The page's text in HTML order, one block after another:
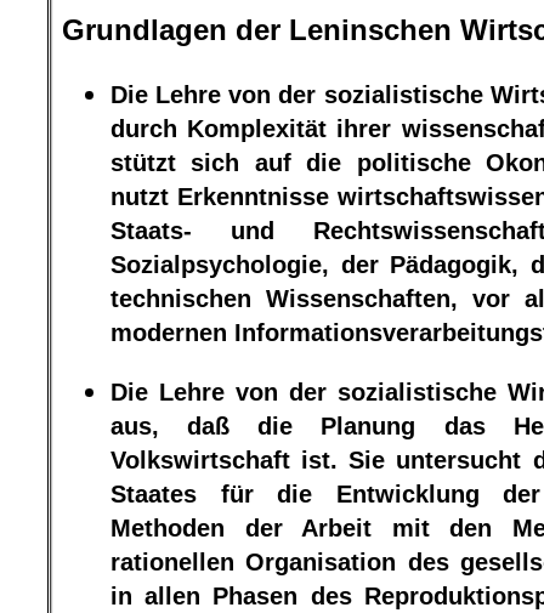
Grundlagen der Leninschen
Die Lehre von der sozialistische
durch Komplexität ihrer
stützt sich auf die politische
nutzt Erkenntnisse
Staats- und
Sozialpsychologie, der Pädagogik,
technischen Wissenschaften, vor
modernen
Die Lehre von der sozialistische
aus, daß die Planung das
Volkswirtschaft ist. Sie untersucht
Staates für die Entwicklung der
Methoden der Arbeit mit den
rationellen Organisation des
in allen Phasen des